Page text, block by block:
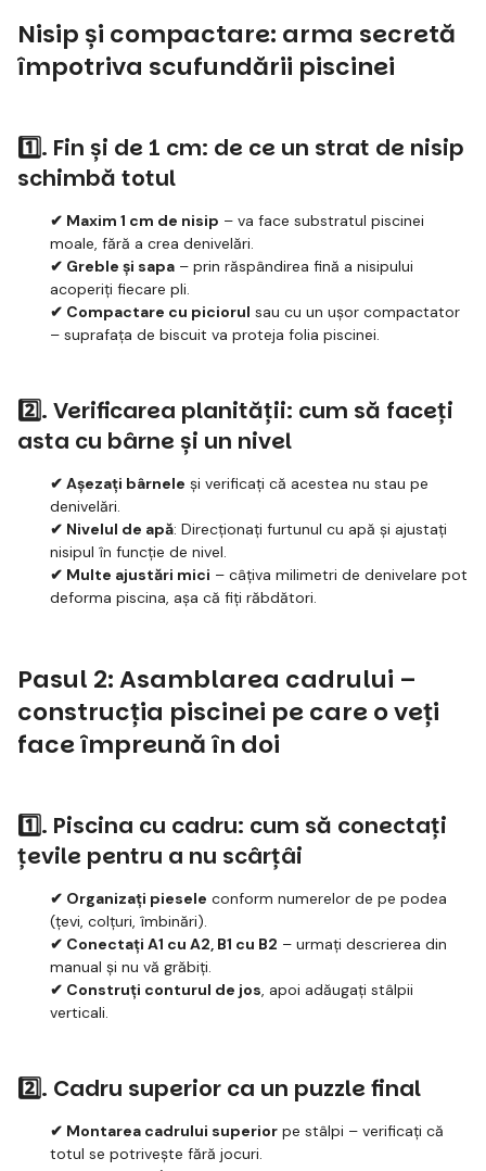
Nisip și compactare: arma secretă
împotriva scufundării piscinei
1️⃣. Fin și de 1 cm: de ce un strat de nisip
schimbă totul
✔ Maxim 1 cm de nisip – va face substratul piscinei
moale, fără a crea denivelări.
✔ Greble și sapa – prin răspândirea fină a nisipului
acoperiți fiecare pli.
✔ Compactare cu piciorul sau cu un ușor compactator
– suprafața de biscuit va proteja folia piscinei.
2️⃣. Verificarea planității: cum să faceți
asta cu bârne și un nivel
✔ Așezați bârnele și verificați că acestea nu stau pe
denivelări.
✔ Nivelul de apă: Direcționați furtunul cu apă și ajustați
nisipul în funcție de nivel.
✔ Multe ajustări mici – câțiva milimetri de denivelare pot
deforma piscina, așa că fiți răbdători.
Pasul 2: Asamblarea cadrului –
construcția piscinei pe care o veți
face împreună în doi
1️⃣. Piscina cu cadru: cum să conectați
țevile pentru a nu scârțâi
✔ Organizați piesele conform numerelor de pe podea
(țevi, colțuri, îmbinări).
✔ Conectați A1 cu A2, B1 cu B2 – urmați descrierea din
manual și nu vă grăbiți.
✔ Construți conturul de jos, apoi adăugați stâlpii
verticali.
2️⃣. Cadru superior ca un puzzle final
✔ Montarea cadrului superior pe stâlpi – verificați că
totul se potrivește fără jocuri.